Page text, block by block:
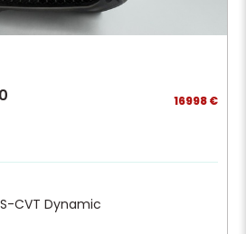
16998 €
CVT Dynamic